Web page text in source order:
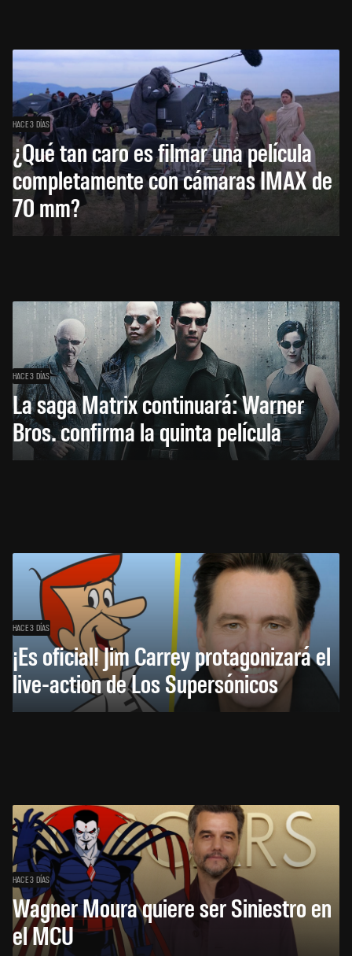
HACE 3 DÍAS
¿Qué tan caro es filmar una película
completamente con cámaras IMAX de
70 mm?
HACE 3 DÍAS
La saga Matrix continuará: Warner
Bros. confirma la quinta película
HACE 3 DÍAS
¡Es oficial! Jim Carrey protagonizará el
live-action de Los Supersónicos
HACE 3 DÍAS
Wagner Moura quiere ser Siniestro en
el MCU